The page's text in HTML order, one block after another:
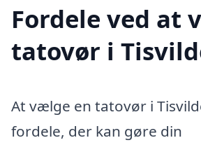
Fordele ved at
tatovør i
At vælge en tatovør i
fordele, der kan gøre din